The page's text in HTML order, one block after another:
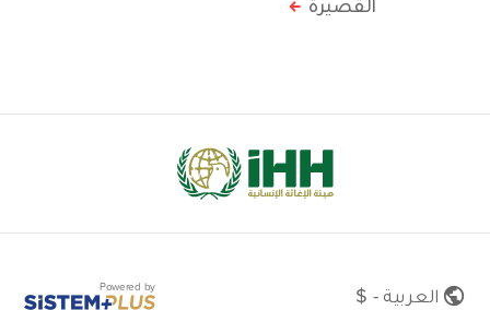
العربية - $ Powered by